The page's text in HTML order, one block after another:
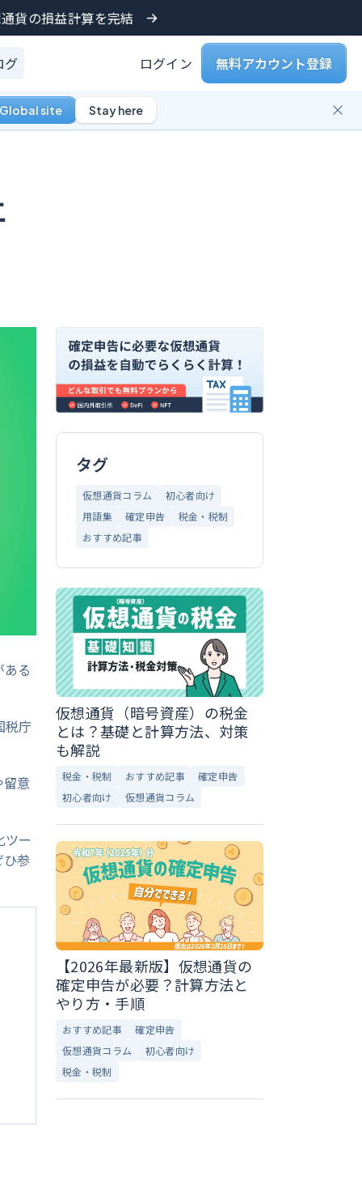
貨の損益計算を完結
グ ログイン 無料アカウント登録
site Stay here
る
税庁
意
ー
参
タグ
仮想通貨コラム
初心者向け
用語集
確定申告
税金・税制
おすすめ記事
仮想通貨（暗号資産）の税金
とは？基礎と計算方法、対策
も解説
税金・税制 おすすめ記事
確定申告
初心者向け
仮想通貨コラム
【2026年最新版】仮想通貨の
確定申告が必要？計算方法と
やり方・手順
おすすめ記事
確定申告
仮想通貨コラム
初心者向け
税金・税制